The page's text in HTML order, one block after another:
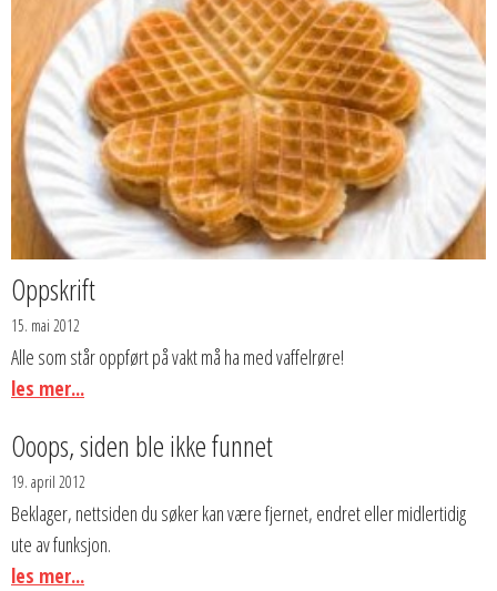
Oppskrift
15. mai 2012
Alle som står oppført på vakt må ha med vaffelrøre!
les mer...
Ooops, siden ble ikke funnet
19. april 2012
Beklager, nettsiden du søker kan være fjernet, endret eller midlertidig
ute av funksjon.
les mer...